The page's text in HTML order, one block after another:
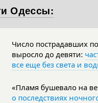
Одессы:
Число пострадавших
выросло до девяти:
все еще без света и
«Пламя бушевало на
о последствиях